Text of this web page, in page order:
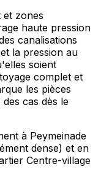
et zones
haute pression
canalisations
la pression au
soient
complet et
les pièces
cas dès le
à Peymeinade
dense) et en
Centre-village